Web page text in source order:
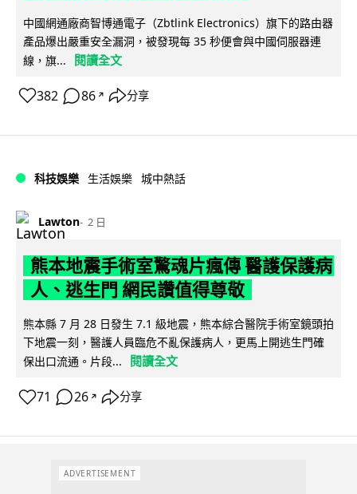
中國網通廠商智博通電子（Zbtlink Electronics）旗下的路由器
產品爆出嚴重安全漏洞，被發現每 35 秒便會與中國伺服器連
線，旗...
閱讀全文
382 86 ↗ 分享
科技娛樂 生活娛樂 城中熱話
Lawton 2 日
熊本地震手術室驚魂片瘋傳 醫護保護病
人、逃生門 網民讚值得尊敬
熊本縣 7 月 28 日發生 7.1 級地震，熊本綜合醫院手術室鏡頭拍
下地震一刻，醫護人員臨危不亂保護病人，更馬上開逃生門確
保出口流通。片段...
閱讀全文
71 26 ↗ 分享
ADVERTISEMENT